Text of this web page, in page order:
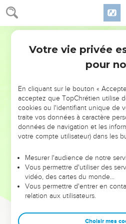
NE MANQUEZ PAS
DE
ET SI LEURS ERREURS
VOTRES
leur foi ou leur vision. Mais on voit
et les saisons difficiles qu'ils ont
sont elles qui les
Dans cette conférence, leaders,
clés pour avancer avec plus de
Votre vie privée
pour
En cliquant sur le bouton «
acceptez que TopChrétien utilise
cookies ou l'identifiant unique de
traite vos données à caractère
données de navigation et les
votre compte utilisateur) dans les
Mesurer l'audience de notre
Vous permettre d'utiliser des
vidéo, des cartes du monde…
Vous permettre d'entrer en
relation aux utilisateurs.
Choisir mes